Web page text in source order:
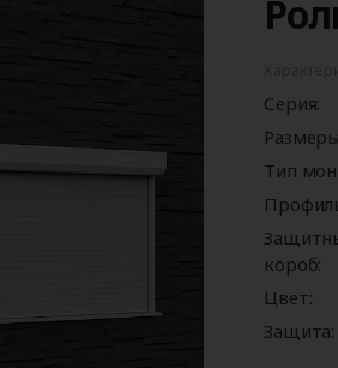
Панорамные ворота
Автоматика для
гаражных ворот
Роллетные решетки
Перегрузочные
площадки
Серия:
Тип
короб:
Цвет:
Защита: